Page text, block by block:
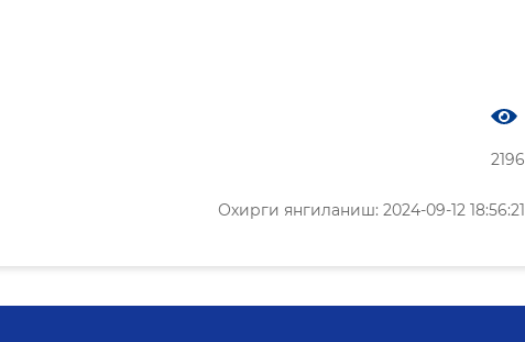
2196
Охирги янгиланиш: 2024-09-12 18:56:21